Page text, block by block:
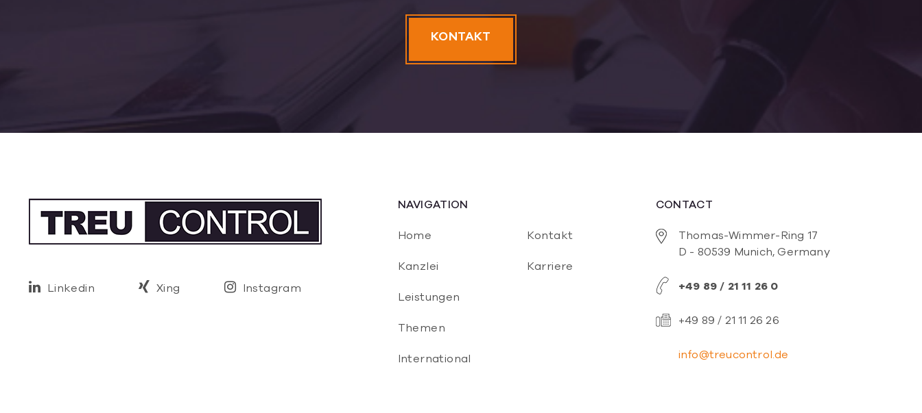
KONTAKT
Linkedin Xing Instagram
NAVIGATION
Home
Kanzlei
Leistungen
Themen
International
Kontakt
Karriere
CONTACT
Thomas-Wimmer-Ring 17
D - 80539 Munich, Germany
+49 89 / 21 11 26 0
+49 89 / 21 11 26 26
info@treucontrol.de